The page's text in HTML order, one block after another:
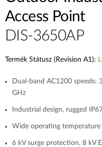
Access Point
DIS-3650AP
Termék Státusz (Revision A1):
Dual-band AC1200
GHz
Industrial design, rugged
Wide operating
6 kV surge protection, 8 kV